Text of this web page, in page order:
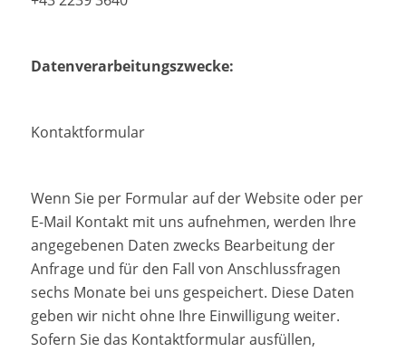
Datenverarbeitungszwecke:
Kontaktformular
Wenn Sie per Formular auf der Website oder per
E-Mail Kontakt mit uns aufnehmen, werden Ihre
angegebenen Daten zwecks Bearbeitung der
Anfrage und für den Fall von Anschlussfragen
sechs Monate bei uns gespeichert. Diese Daten
geben wir nicht ohne Ihre Einwilligung weiter.
Sofern Sie das Kontaktformular ausfüllen,